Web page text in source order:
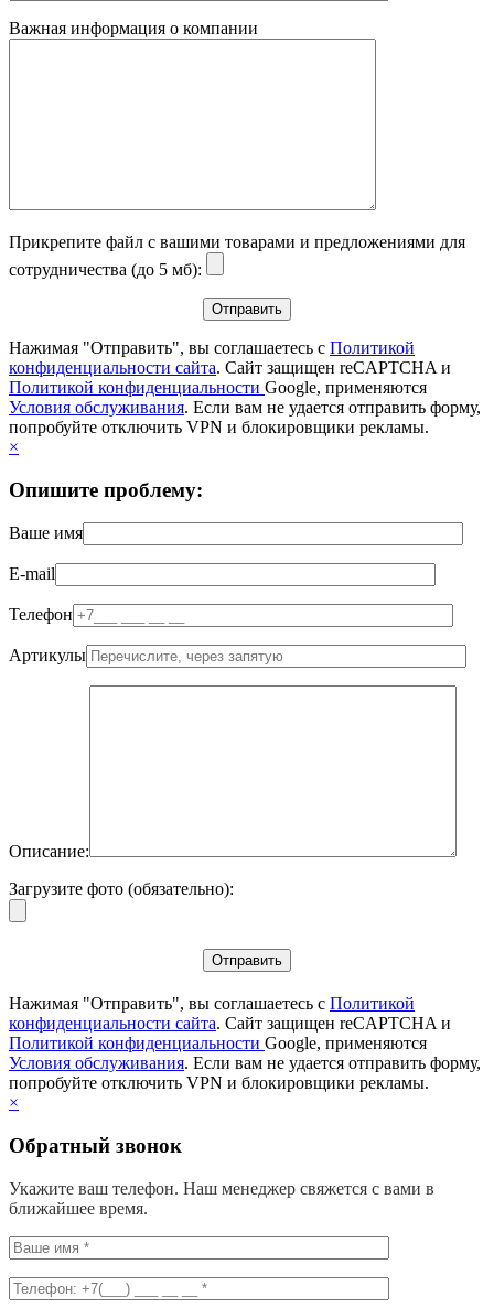
Важная информация о компании
Прикрепите файл с вашими товарами и предложениями для
сотрудничества (до 5 мб):
Нажимая "Отправить", вы соглашаетесь с Политикой
конфиденциальности сайта. Сайт защищен reCAPTCHA и
Политикой конфиденциальности Google, применяются
Условия обслуживания. Если вам не удается отправить форму,
попробуйте отключить VPN и блокировщики рекламы.
×
Опишите проблему:
Ваше имя
E-mail
Телефон
Артикулы
Описание:
Загрузите фото (обязательно):
Нажимая "Отправить", вы соглашаетесь с Политикой
конфиденциальности сайта. Сайт защищен reCAPTCHA и
Политикой конфиденциальности Google, применяются
Условия обслуживания. Если вам не удается отправить форму,
попробуйте отключить VPN и блокировщики рекламы.
×
Обратный звонок
Укажите ваш телефон. Наш менеджер свяжется с вами в
ближайшее время.